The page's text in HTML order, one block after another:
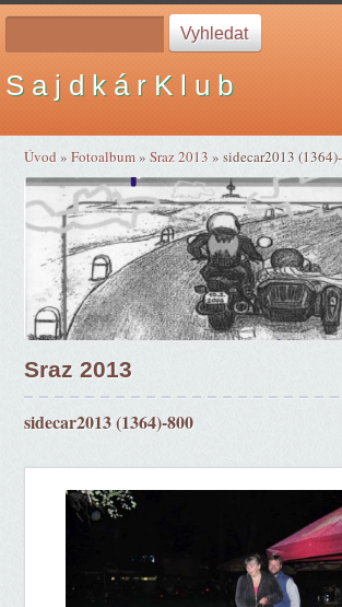
S a j d k á r K l u b
Úvod »Fotoalbum»Sraz 2013 »sidecar2013
Sraz 2013
sidecar2013 (1364)-800